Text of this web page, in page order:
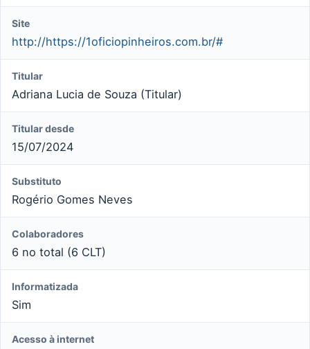
Site
http://https://1oficiopinheiros.com.br/#
Titular
Adriana Lucia de Souza (Titular)
Titular desde
15/07/2024
Substituto
Rogério Gomes Neves
Colaboradores
6 no total (6 CLT)
Informatizada
Sim
Acesso à internet